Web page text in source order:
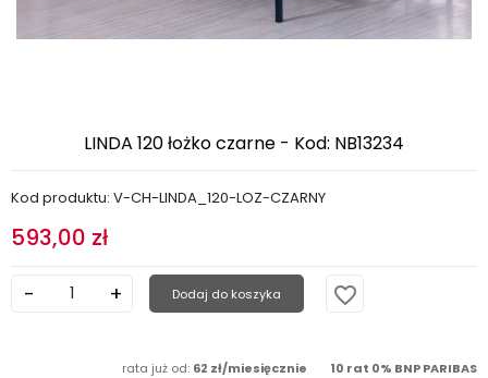
LINDA 120 łożko czarne - Kod: NB13234
Kod produktu: V-CH-LINDA_120-LOZ-CZARNY
593,00 zł
Dodaj do koszyka favorite_border
rata już od: 62 zł/miesięcznie
10 rat 0% BNP PARIBAS